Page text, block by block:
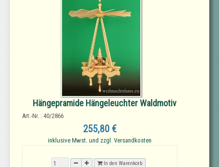
Hängepramide Hängeleuchter Waldmotiv
Art.-Nr. : 40/2866
255,80 €
inklusive Mwst. und zzgl. Versandkosten
In den Warenkorb